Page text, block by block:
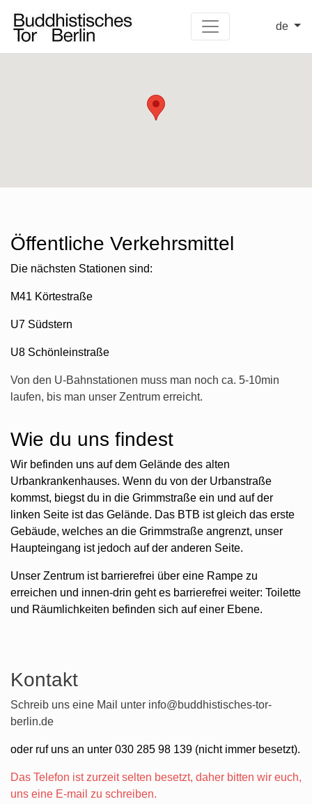
de
Öffentliche Verkehrsmittel
Die nächsten Stationen sind:
M41 Körtestraße
U7 Südstern
U8 Schönleinstraße
Von den U-Bahnstationen muss man noch ca. 5-10min
laufen, bis man unser Zentrum erreicht.
Wie du uns findest
Wir befinden uns auf dem Gelände des alten
Urbankrankenhauses. Wenn du von der Urbanstraße
kommst, biegst du in die Grimmstraße ein und auf der
linken Seite ist das Gelände. Das BTB ist gleich das erste
Gebäude, welches an die Grimmstraße angrenzt, unser
Haupteingang ist jedoch auf der anderen Seite.
Unser Zentrum ist barrierefrei über eine Rampe zu
erreichen und innen-drin geht es barrierefrei weiter: Toilette
und Räumlichkeiten befinden sich auf einer Ebene.
Kontakt
Schreib uns eine Mail unter info@buddhistisches-tor-
berlin.de
oder ruf uns an unter 030 285 98 139 (nicht immer besetzt).
Das Telefon ist zurzeit selten besetzt, daher bitten wir euch,
uns eine E-mail zu schreiben.